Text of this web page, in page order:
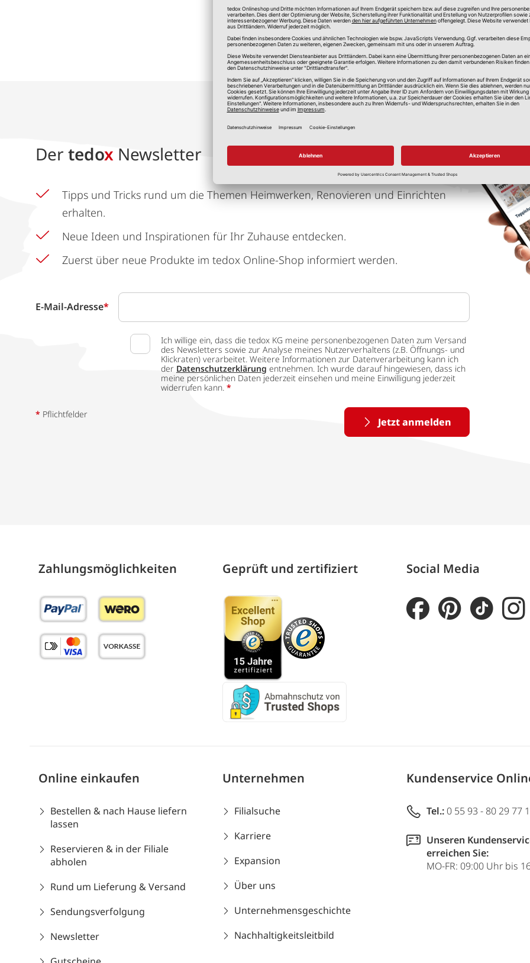
*Alle Preise in Euro, inkl. gesetzlicher Mehrwertsteuer, zzgl.
Der tedox Newsletter
Tipps und Tricks rund um die Themen Heimwerken, Renovieren und Einrichten
erhalten.
Neue Ideen und Inspirationen für Ihr Zuhause entdecken.
Zuerst über neue Produkte im tedox Online-Shop informiert werden.
E-Mail-Adresse*
Ich willige ein, dass die tedox KG meine personenbezogenen Daten zum Versand
des Newsletters sowie zur Analyse meines Nutzerverhaltens (z.B. Öffnungs- und
Klickraten) verarbeitet. Weitere Informationen zur Datenverarbeitung kann ich
der Datenschutzerklärung entnehmen. Ich wurde darauf hingewiesen, dass ich
meine persönlichen Daten jederzeit einsehen und meine Einwilligung jederzeit
widerrufen kann. *
Jetzt anmelden
* Pflichtfelder
Zahlungs­möglich­keiten Geprüft und zertifiziert Social Media
Online einkaufen
Bestellen & nach Hause liefern
lassen
Reservieren & in der Filiale
abholen
Rund um Lieferung & Versand
Sendungsverfolgung
Newsletter
Unternehmen
Filialsuche
Karriere
Expansion
Über uns
Unternehmensgeschichte
Nachhaltigkeitsleitbild
Kundenservice
Tel.: 0 55 93 - 80 29 77
Unseren
erreichen Sie:
MO-FR: 09:00 Uhr bis